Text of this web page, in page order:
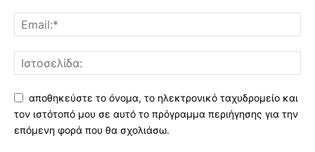
αποθηκεύστε το όνομα, το ηλεκτρονικό ταχυδρομείο και
τον ιστότοπό μου σε αυτό το πρόγραμμα περιήγησης για την
επόμενη φορά που θα σχολιάσω.